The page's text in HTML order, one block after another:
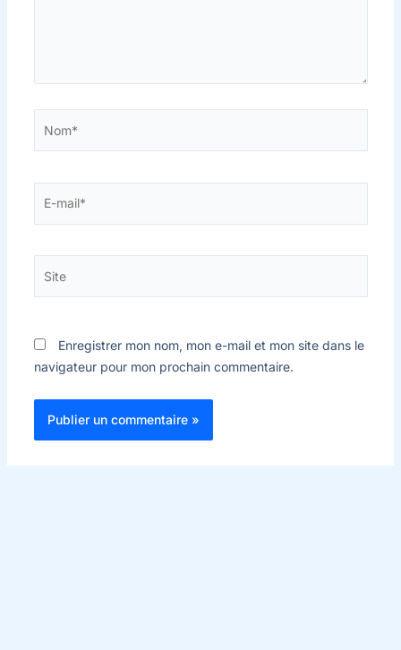
Enregistrer mon nom, mon e-mail et mon site dans le
navigateur pour mon prochain commentaire.